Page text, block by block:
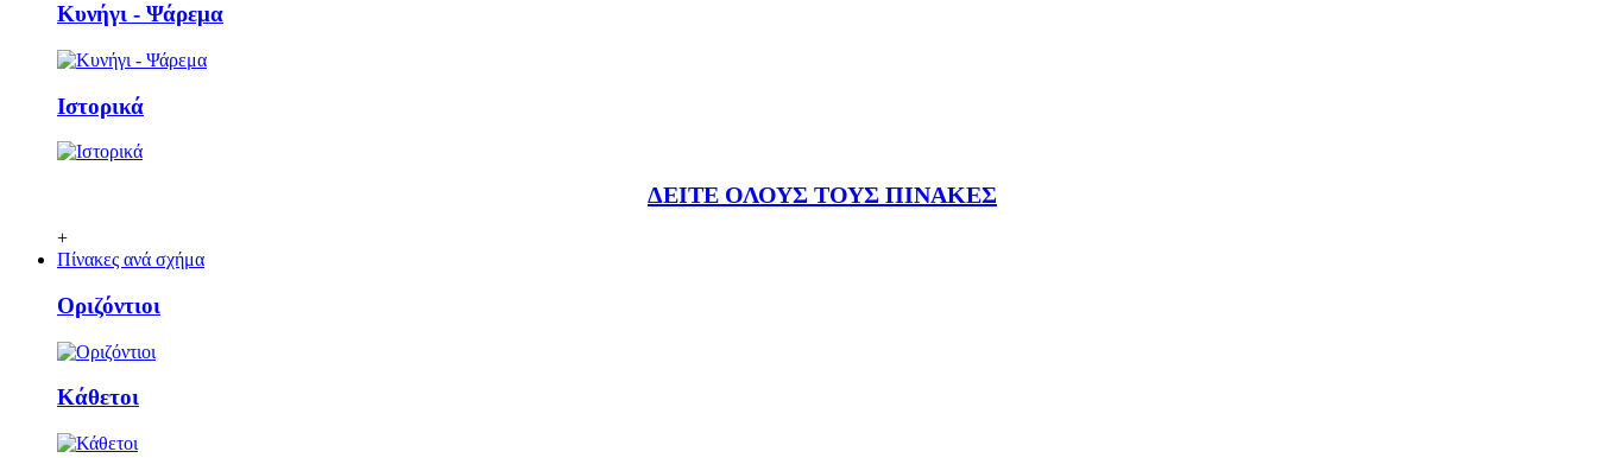
Κυνήγι - Ψάρεμα
Ιστορικά
ΔΕΙΤΕ ΟΛΟΥΣ ΤΟΥΣ ΠΙΝΑΚΕΣ
+
Πίνακες ανά σχήμα
Οριζόντιοι
Κάθετoι